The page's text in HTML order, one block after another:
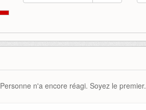
Personne n'a encore réagi. Soyez le premier.